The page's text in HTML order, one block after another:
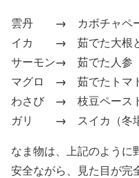
雲丹 → カボチャペ
イカ → 茹でた大根
サーモン→ 茹でた人参
マグロ → 茹でたトマ
わさび → 枝豆ペース
ガリ → スイカ（冬
なま物は、上記のように
安全ながら、見た目が完